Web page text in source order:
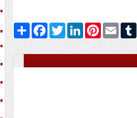
اشتراکFacebook TwitterLinkedInPinterest Email Tumblr